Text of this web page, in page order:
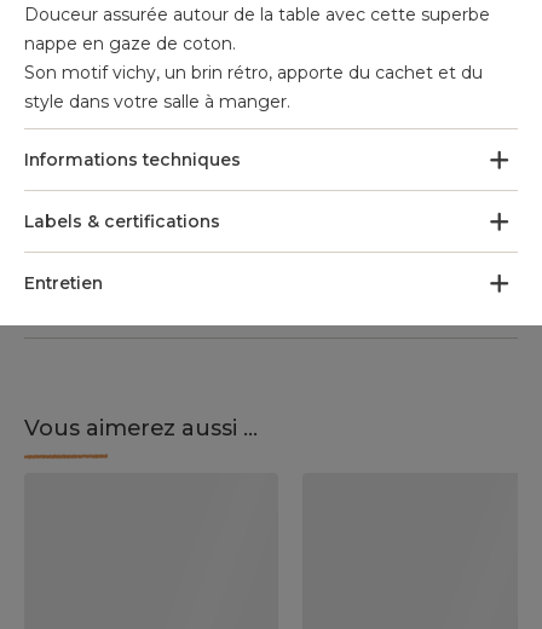
Douceur assurée autour de la table avec cette superbe
nappe en gaze de coton.
Son motif vichy, un brin rétro, apporte du cachet et du
style dans votre salle à manger.
Informations techniques
Labels & certifications
Entretien
Vous aimerez aussi ...